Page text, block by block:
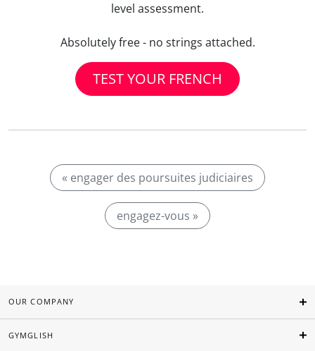
level assessment.
Absolutely free - no strings attached.
TEST YOUR FRENCH
« engager des poursuites judiciaires
engagez-vous »
OUR COMPANY
GYMGLISH